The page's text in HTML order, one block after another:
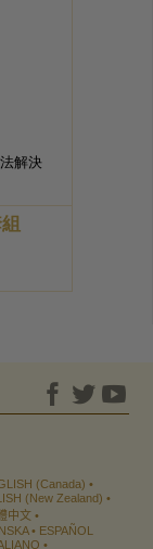
解決
(Canada)
(New Zealand)
中文
ESPAÑOL